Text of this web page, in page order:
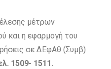
μέτρων
και η εφαρμογή του
σε ΔΕφΑθ (Συμβ)
1509- 1511.